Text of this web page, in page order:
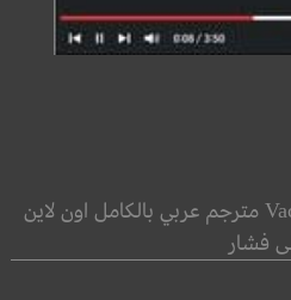
فلم Vacation Friends 2 2023 مترجم عربي بالكامل اون لاين
فشار